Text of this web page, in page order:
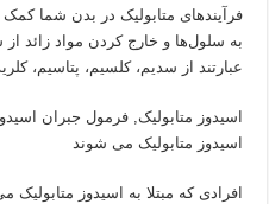
فرآیندهای متابولیک در بدن شما
به سلول‌ها و خارج کردن مواد زائد از
عبارتند از سدیم، کلسیم، پتاسیم،
اسیدوز متابولیک, فرمول جبران
اسیدوز متابولیک می شوند
افرادی که مبتلا به اسیدوز متابولیک